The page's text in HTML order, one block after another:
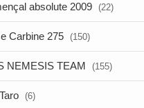
absolute 2009 (22)
Carbine 275 (150)
NEMESIS TEAM (155)
(6)